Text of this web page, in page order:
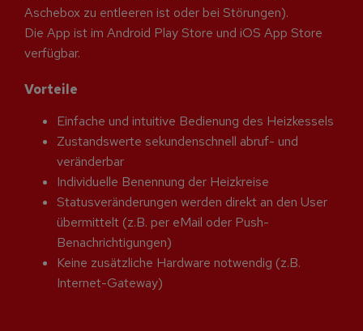
Aschebox zu entleeren ist oder bei Störungen).
Die App ist im Android Play Store und iOS App Store
verfügbar.
Vorteile
Einfache und intuitive Bedienung des Heizkessels
Zustandswerte sekundenschnell abruf- und
veränderbar
Individuelle Benennung der Heizkreise
Statusveränderungen werden direkt an den User
übermittelt (z.B. per eMail oder Push-
Benachrichtigungen)
Keine zusätzliche Hardware notwendig (z.B.
Internet-Gateway)